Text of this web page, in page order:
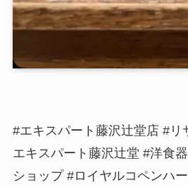
#エキスパート藤沢辻堂店 #リ
エキスパート藤沢辻堂 #洋食
ショップ #ロイヤルコペンハ